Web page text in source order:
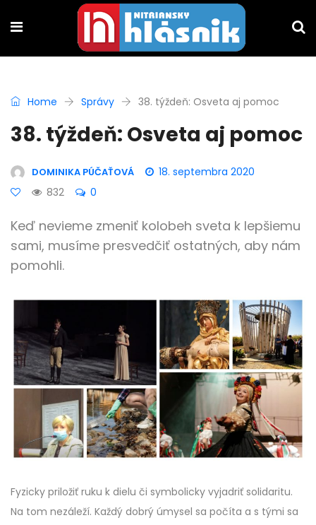
Home Správy 38. týždeň: Osveta aj pomoc
38. týždeň: Osveta aj pomoc
DOMINIKA PÚČAŤOVÁ
18. septembra 2020
832
0
Keď nevieme zmeniť kolobeh sveta k lepšiemu
sami, musíme presvedčiť ostatných, aby nám
pomohli.
Fyzicky priložiť ruku k dielu či symbolicky vyjadriť solidaritu.
Na tom nezáleží. Každý dobrý úmysel sa počíta a s tými sa